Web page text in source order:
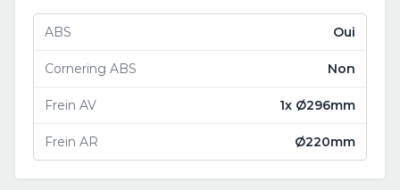
ABS Oui
Cornering ABS Non
Frein AV 1x Ø296mm
Frein AR Ø220mm